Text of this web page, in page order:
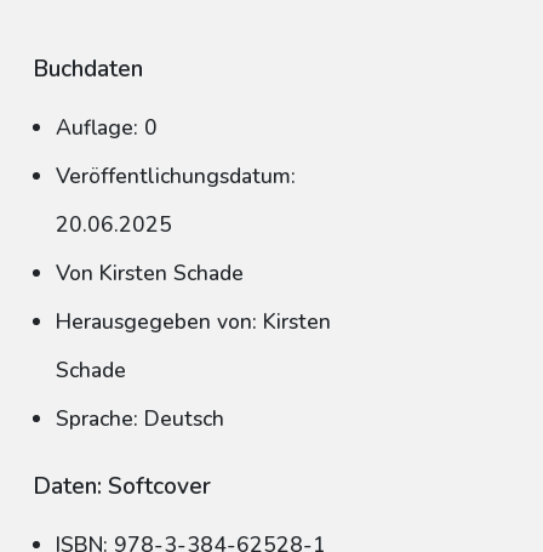
Buchdaten
Auflage: 0
Veröffentlichungsdatum:
20.06.2025
Von Kirsten Schade
Herausgegeben von: Kirsten
Schade
Sprache: Deutsch
Daten: Softcover
ISBN: 978-3-384-62528-1